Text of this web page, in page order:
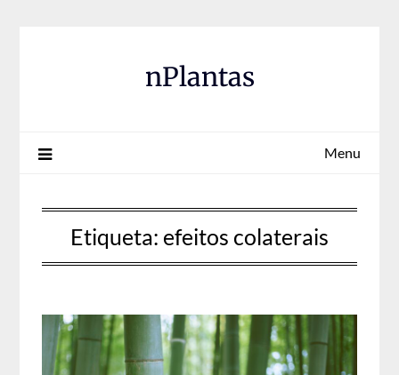
nPlantas
Menu
Etiqueta: efeitos colaterais